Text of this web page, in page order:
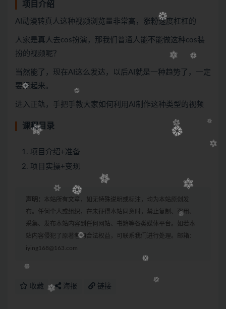
项目介绍
AI动漫转真人这种视频浏览量非常高，涨粉速度杠杠的
人家是真人去cos扮演，那我们普通人能不能做这种cos装
扮的视频呢？
当然能了，现在AI这么发达，以后AI就是一种趋势了，一定
要用起来。
进入正轨，手把手教大家如何利用AI制作这种类型的视频
课程目录
项目介绍+准备
项目实操+变现
声明： 本站所有文章，如无特殊说明或标注，均为本站原创发
布。任何个人或组织，在未征得本站同意时，禁止复制、盗用、
采集、发布本站内容到任何网站、书籍等各类媒体平台。如若本
站内容侵犯了原著者的合法权益，可联系我们进行处理。邮箱：
iying168@163.com
收藏 海报 链接